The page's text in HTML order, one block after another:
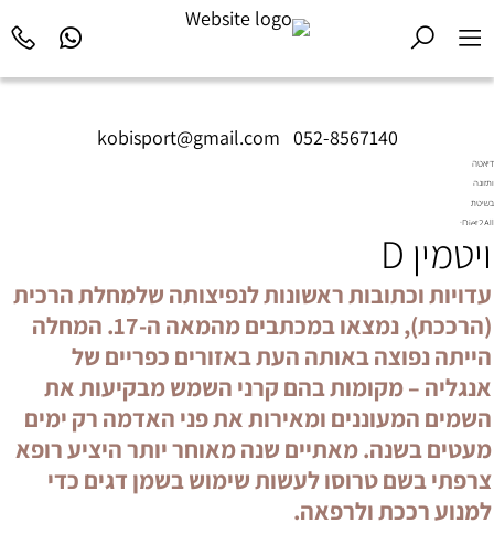
kobisport@gmail.com 052-8567140
דיאטה
ותזונה
בשיטת
Diet2All:
שמאחורי
המושלם.
ויטמין D
עדויות וכתובות ראשונות לנפיצותה שלמחלת הרכית
(הרככת), נמצאו במכתבים מהמאה ה-17. המחלה
הייתה נפוצה באותה העת באזורים כפריים של
אנגליה – מקומות בהם קרני השמש מבקיעות את
השמים המעוננים ומאירות את פני האדמה רק ימים
מעטים בשנה. מאתיים שנה מאוחר יותר היציע רופא
צרפתי בשם טרוסו לעשות שימוש בשמן דגים כדי
למנוע רככת ולרפאה.